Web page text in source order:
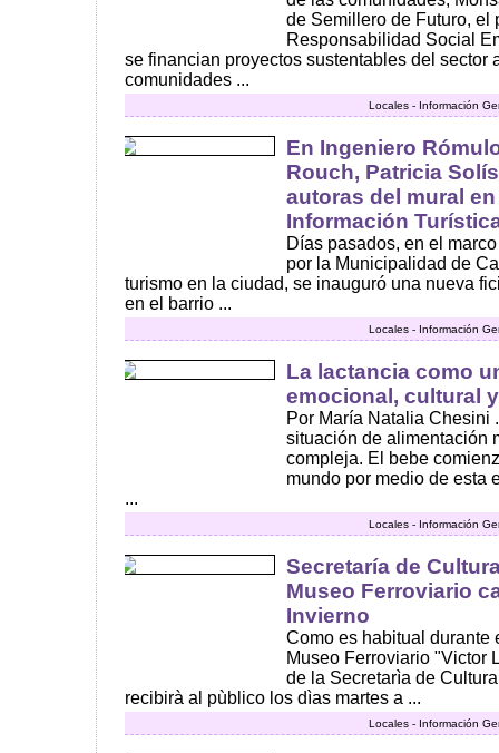
de Semillero de Futuro, el
Responsabilidad Social
se financian proyectos sustentables del sector
comunidades ...
Locales - Información
En Ingeniero
Rouch, Patricia
autoras del mural
Información
Días pasados, en el
por la Municipalidad de
turismo en la ciudad, se inauguró una nueva
en el barrio ...
Locales - Información
La lactancia como
emocional, cultural
Por María Natalia Chesini
situación de alimentación
compleja. El bebe
mundo por medio de esta
...
Locales - Información
Secretaría de
Museo Ferroviario
Invierno
Como es habitual durante
Museo Ferroviario "Victor
de la Secretarìa de
recibirà al pùblico los dìas martes a ...
Locales - Información